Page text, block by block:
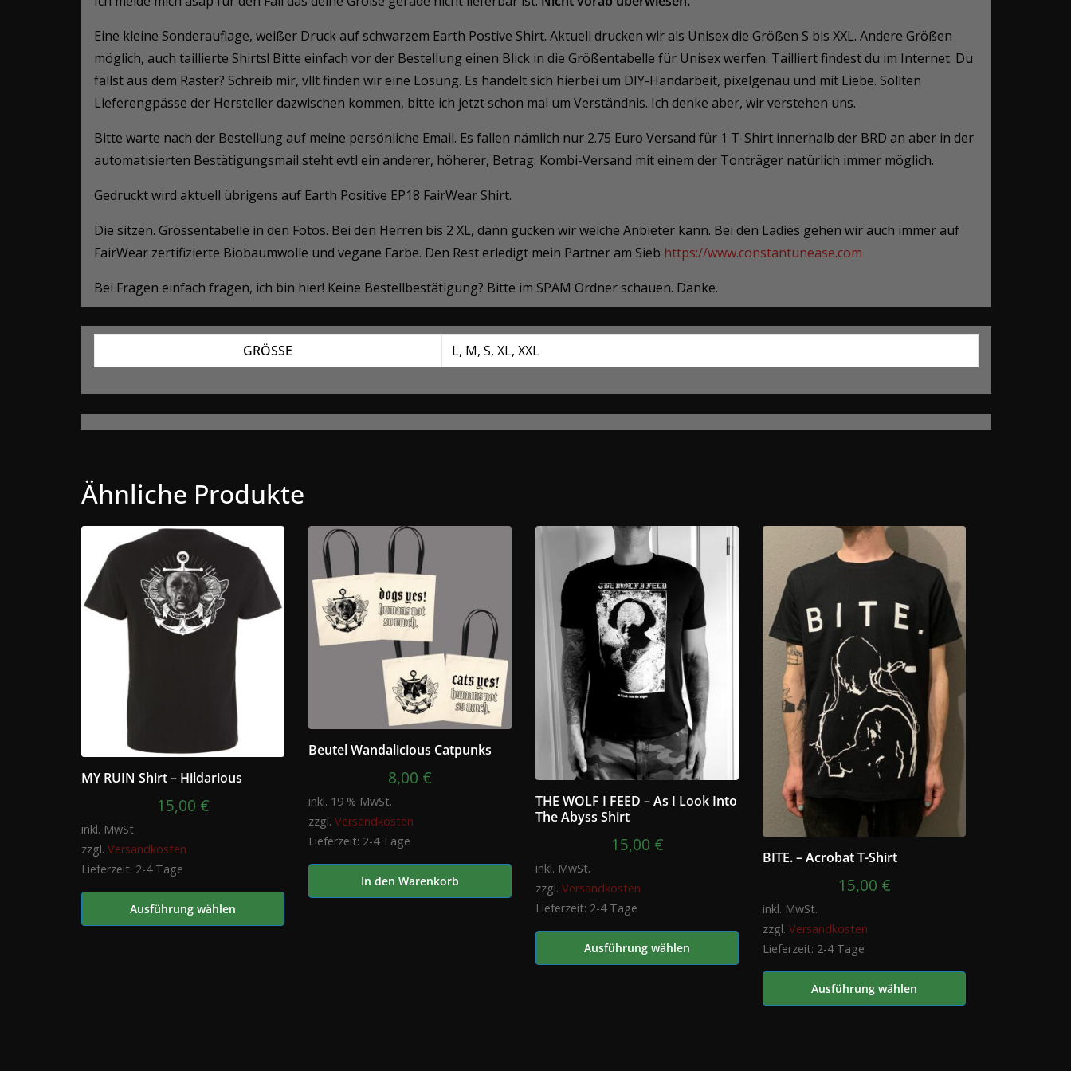
Eine kleine Sonderauflage, weißer Druck auf schwarzem Earth Postive Shirt. Aktuell drucken wir als Unisex die Größen S bis XXL. Andere Größen
möglich, auch taillierte Shirts! Bitte einfach vor der Bestellung einen Blick in die Größentabelle für Unisex werfen. Tailliert findest du im Internet. Du
fällst aus dem Raster? Schreib mir, vllt finden wir eine Lösung. Es handelt sich hierbei um DIY-Handarbeit, pixelgenau und mit Liebe. Sollten
Lieferengpässe der Hersteller dazwischen kommen, bitte ich jetzt schon mal um Verständnis. Ich denke aber, wir verstehen uns.
Bitte warte nach der Bestellung auf meine persönliche Email. Es fallen nämlich nur 2.75 Euro Versand für 1 T-Shirt innerhalb der BRD an aber in der
automatisierten Bestätigungsmail steht evtl ein anderer, höherer, Betrag. Kombi-Versand mit einem der Tonträger natürlich immer möglich.
Gedruckt wird aktuell übrigens auf Earth Positive EP18 FairWear Shirt.
Die sitzen. Grössentabelle in den Fotos. Bei den Herren bis 2 XL, dann gucken wir welche Anbieter kann. Bei den Ladies gehen wir auch immer auf
FairWear zertifizierte Biobaumwolle und vegane Farbe. Den Rest erledigt mein Partner am Sieb https://www.constantunease.com
Bei Fragen einfach fragen, ich bin hier! Keine Bestellbestätigung? Bitte im SPAM Ordner schauen. Danke.
GRÖSSE L, M, S, XL, XXL
Ähnliche Produkte
MY RUIN Shirt – Hildarious
15,00 €
inkl. MwSt.
zzgl. Versandkosten
Lieferzeit: 2-4 Tage
Ausführung wählen
Beutel Wandalicious Catpunks
8,00 €
inkl. 19 % MwSt.
zzgl. Versandkosten
Lieferzeit: 2-4 Tage
In den Warenkorb
THE WOLF I FEED – As I Look Into
The Abyss Shirt
15,00 €
inkl. MwSt.
zzgl. Versandkosten
Lieferzeit: 2-4 Tage
Ausführung wählen
BITE. – Acrobat T-Shirt
15,00 €
inkl. MwSt.
zzgl. Versandkosten
Lieferzeit: 2-4 Tage
Ausführung wählen